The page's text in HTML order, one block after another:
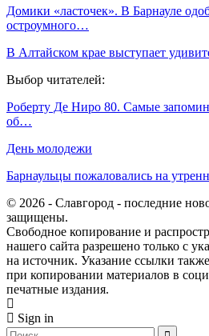
Домики «ласточек». В Барнауле
остроумного…
В Алтайском крае выступает
Выбор читателей:
Роберту Де Ниро 80. Самые
об…
День молодежи
Барнаульцы пожаловались на
© 2026 - Славгород - последние
защищены.
Свободное копирование и
нашего сайта разрешено только с
на источник. Указание ссылки
при копировании материалов в
печатные издания.
Sign in